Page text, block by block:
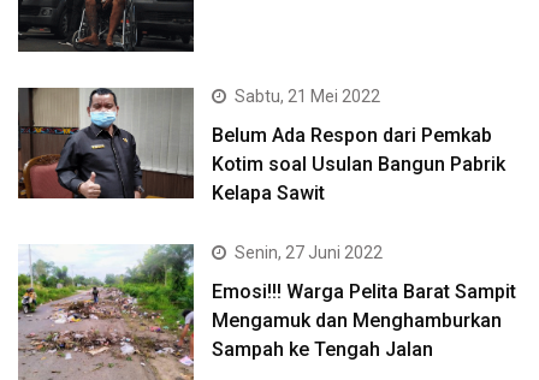
Sabtu, 21 Mei 2022
Belum Ada Respon dari Pemkab
Kotim soal Usulan Bangun Pabrik
Kelapa Sawit
Senin, 27 Juni 2022
Emosi!!! Warga Pelita Barat Sampit
Mengamuk dan Menghamburkan
Sampah ke Tengah Jalan